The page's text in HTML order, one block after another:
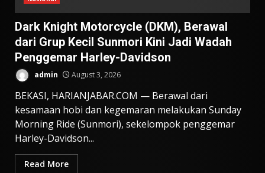
Dark Knight Motorcycle (DKM), Berawal
dari Grup Kecil Sunmori Kini Jadi Wadah
Penggemar Harley-Davidson
admin August 3, 2026
BEKASI, HARIANJABAR.COM — Berawal dari
kesamaan hobi dan kegemaran melakukan Sunday
Morning Ride (Sunmori), sekelompok penggemar
Harley-Davidson...
Read More